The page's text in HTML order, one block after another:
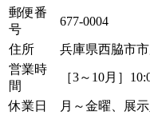
郵便番
号
677-0004
住所
兵庫県西脇市
営業時
間
［3～10月］
休業日
月～金曜、展